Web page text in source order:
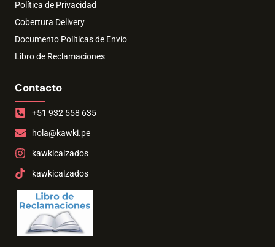
Política de Privacidad
Cobertura Delivery
Documento Políticas de Envío
Libro de Reclamaciones
Contacto
+51 932 558 635
hola@kawki.pe
kawkicalzados
kawkicalzados